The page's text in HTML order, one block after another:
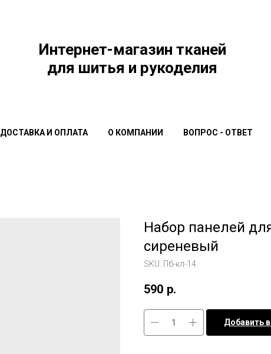
Интернет-магазин тканей
для шитья и рукоделия
ДОСТАВКА И ОПЛАТА О КОМПАНИИ ВОПРОС - ОТВЕТ
Набор панелей
сиреневый
SKU: Пб-кл-14
590 р.
Добавить